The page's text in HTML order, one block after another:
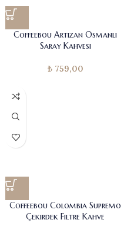
Coffeebou Artizan Osmanlı
Saray Kahvesi
₺759,00
Coffeebou Colombia Supremo
Çekirdek Filtre Kahve